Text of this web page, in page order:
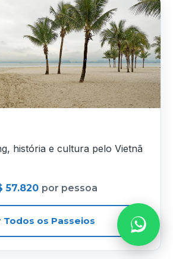
história e cultura pelo Vietnã
57.820 por pessoa
Todos os Passeios